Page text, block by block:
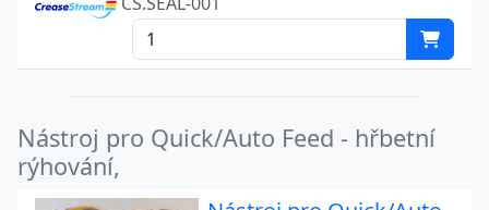
Nástroj pro Quick/Auto Feed - hřbetní
rýhování,